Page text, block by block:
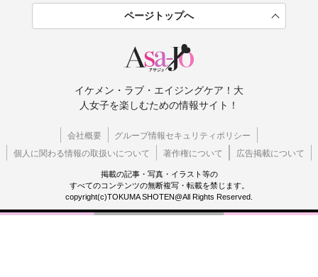
ページトップへ
イケメン・ラブ・エイジングケア！大
人女子を楽しむための情報サイト！
会社概要
グループ情報セキュリティポリシー
個人に関わる情報の取扱いについて
著作権について 広告掲載について
掲載の記事・写真・イラスト等の
すべてのコンテンツの無断複写・転載を禁じます。
copyright(c)TOKUMA SHOTEN@All Rights Reserved.